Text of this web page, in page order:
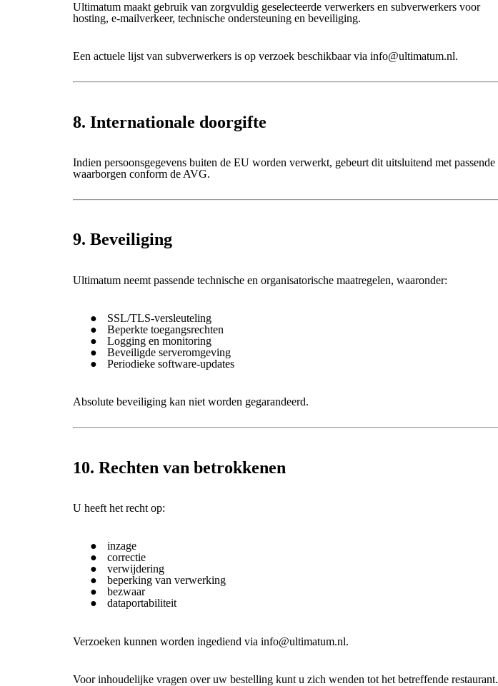
Ultimatum maakt gebruik van zorgvuldig geselecteerde verwerkers en subverwerkers voor
hosting, e-mailverkeer, technische ondersteuning en beveiliging.
Een actuele lijst van subverwerkers is op verzoek beschikbaar via info@ultimatum.nl.
8. Internationale doorgifte
Indien persoonsgegevens buiten de EU worden verwerkt, gebeurt dit uitsluitend met passende
waarborgen conform de AVG.
9. Beveiliging
Ultimatum neemt passende technische en organisatorische maatregelen, waaronder:
SSL/TLS-versleuteling
Beperkte toegangsrechten
Logging en monitoring
Beveiligde serveromgeving
Periodieke software-updates
Absolute beveiliging kan niet worden gegarandeerd.
10. Rechten van betrokkenen
U heeft het recht op:
inzage
correctie
verwijdering
beperking van verwerking
bezwaar
dataportabiliteit
Verzoeken kunnen worden ingediend via info@ultimatum.nl.
Voor inhoudelijke vragen over uw bestelling kunt u zich wenden tot het betreffende restaurant.